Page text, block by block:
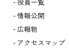
役員一覧
情報公開
広報物
アクセスマップ